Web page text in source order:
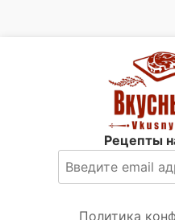
Рецепты
Политика